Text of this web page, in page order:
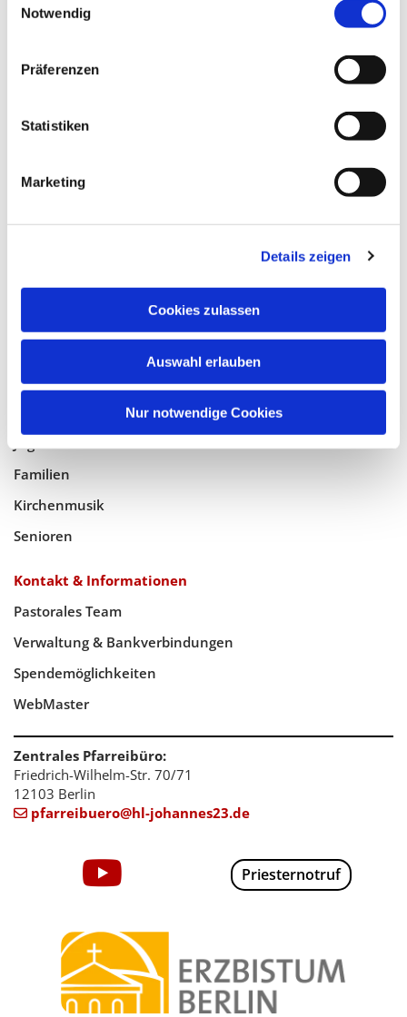
Notwendig
Präferenzen
Statistiken
Marketing
Details zeigen
Cookies zulassen
Auswahl erlauben
Nur notwendige Cookies
Katholische Kirchengemeinde
Tempelhof-Buckow
Geistlicher Raum
Taufe, Kommunion & Trauung
Familien
Kirchenmusik
Senioren
Kontakt & Informationen
Pastorales Team
Verwaltung & Bankverbindungen
Spendemöglichkeiten
WebMaster
Zentrales Pfarreibüro:
Friedrich-Wilhelm-Str. 70/71
12103 Berlin
 pfarreibuero@hl-johannes23.de
Priesternotruf